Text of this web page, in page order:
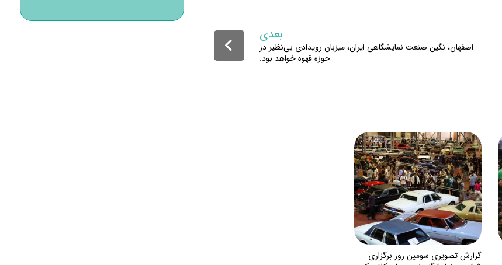
بعدی
اصفهان، نگین صنعت نمایشگاهی ایران، میزبان رویدادی بی‌نظیر در
حوزه قهوه خواهد بود.
گزارش تصویری سومین روز برگزاری